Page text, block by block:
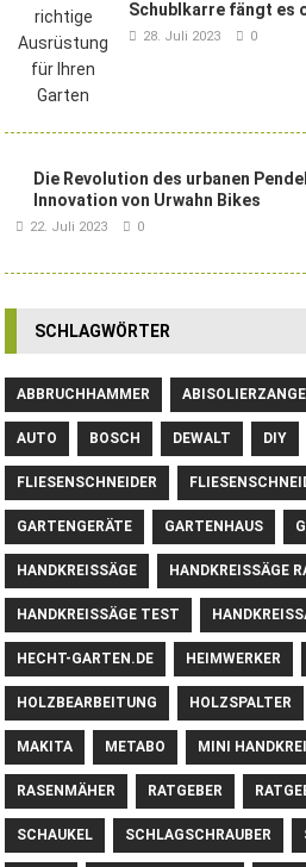
Schublkarre fängt es
28. Juli 2023 0
Die Revolution des urbanen
Innovation von Urwahn Bikes
22. Juli 2023 0
SCHLAGWÖRTER
ABBRUCHHAMMER ABISOLIERZANGE
AUTO BOSCH DEWALT DIY
FLIESENSCHNEIDER
GARTENGERÄTE GARTENHAUS
HANDKREISSÄGE HANDKREISSÄGE
HANDKREISSÄGE TEST
HECHT-GARTEN.DE HEIMWERKER
HOLZBEARBEITUNG HOLZSPALTER
MAKITA METABO MINI
RASENMÄHER RATGEBER
SCHAUKEL SCHLAGSCHRAUBER